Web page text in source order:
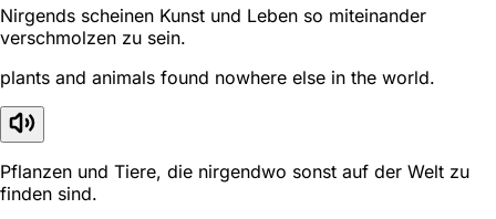
Nirgends scheinen Kunst und Leben so miteinander
verschmolzen zu sein.
plants and animals found nowhere else in the world.
Pflanzen und Tiere, die nirgendwo sonst auf der Welt zu
finden sind.